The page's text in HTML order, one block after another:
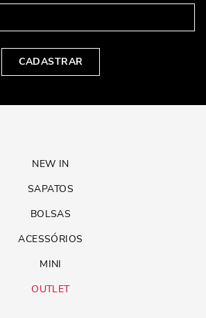
CADASTRAR
NEW IN
SAPATOS
BOLSAS
ACESSÓRIOS
MINI
OUTLET